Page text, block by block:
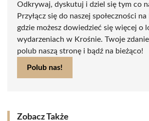
Odkrywaj, dyskutuj i dziel się tym co
Przyłącz się do naszej społeczności
gdzie możesz dowiedzieć się więcej o
wydarzeniach w Krośnie. Twoje
polub naszą stronę i bądź na bieżąco!
Polub nas!
Zobacz Także